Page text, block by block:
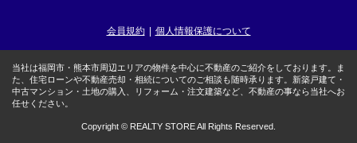
会員規約 個人情報保護について
当社は福岡市・熊本市周辺エリアの物件を中心に不動産のご紹介をしております。ま
た、住宅ローンや不動産売却・相続についてのご相談も随時承ります。新築戸建て・
中古マンション・土地の購入、リフォーム・注文建築など、不動産の事なら当社へお
任せください。
Copyright © REALTY STORE All Rights Reserved.